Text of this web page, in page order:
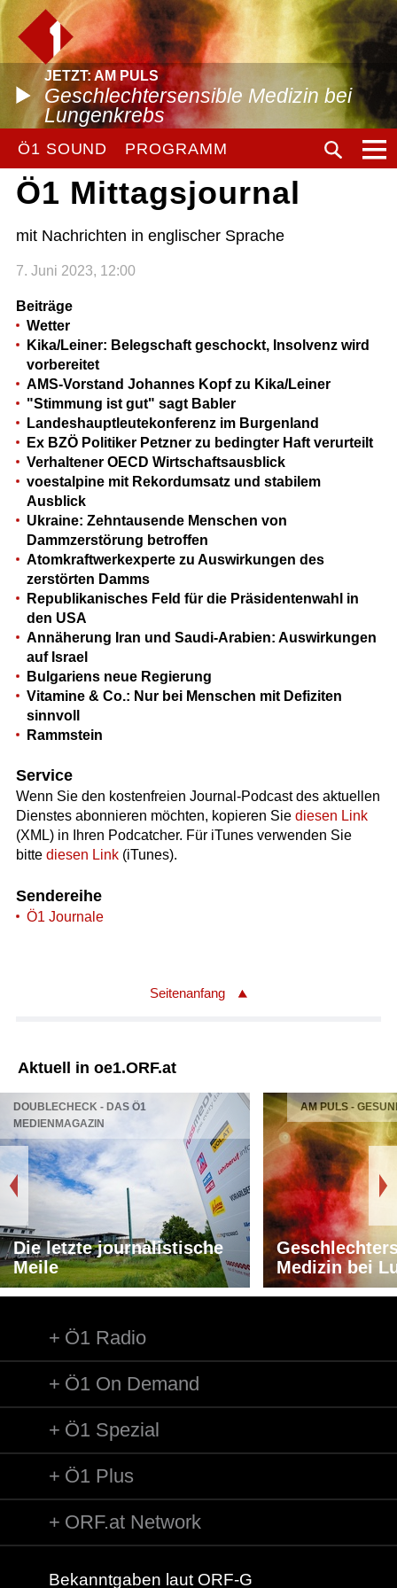
JETZT: AM PULS
Geschlechtersensible Medizin bei
Lungenkrebs
Ö1 SOUND PROGRAMM
Ö1 Mittagsjournal
mit Nachrichten in englischer Sprache
7. Juni 2023, 12:00
Beiträge
Wetter
Kika/Leiner: Belegschaft geschockt, Insolvenz wird
vorbereitet
AMS-Vorstand Johannes Kopf zu Kika/Leiner
"Stimmung ist gut" sagt Babler
Landeshauptleutekonferenz im Burgenland
Ex BZÖ Politiker Petzner zu bedingter Haft verurteilt
Verhaltener OECD Wirtschaftsausblick
voestalpine mit Rekordumsatz und stabilem
Ausblick
Ukraine: Zehntausende Menschen von
Dammzerstörung betroffen
Atomkraftwerkexperte zu Auswirkungen des
zerstörten Damms
Republikanisches Feld für die Präsidentenwahl in
den USA
Annäherung Iran und Saudi-Arabien: Auswirkungen
auf Israel
Bulgariens neue Regierung
Vitamine & Co.: Nur bei Menschen mit Defiziten
sinnvoll
Rammstein
Service
Wenn Sie den kostenfreien Journal-Podcast des aktuellen
Dienstes abonnieren möchten, kopieren Sie diesen Link
(XML) in Ihren Podcatcher. Für iTunes verwenden Sie
bitte diesen Link(iTunes).
Sendereihe
Ö1 Journale
Seitenanfang
Aktuell in oe1.ORF.at
DOUBLECHECK - DAS Ö1
MEDIENMAGAZIN
Die letzte journalistische
Meile
AM PULS -
Medizin bei
Ö1 Radio
Ö1 On Demand
Ö1 Spezial
Ö1 Plus
ORF.at Network
Bekanntgaben laut ORF-G